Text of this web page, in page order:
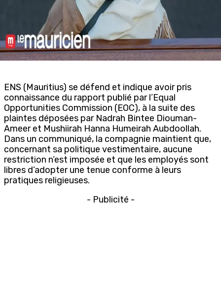
ENS (Mauritius) se défend et indique avoir pris
connaissance du rapport publié par l’Equal
Opportunities Commission (EOC), à la suite des
plaintes déposées par Nadrah Bintee Diouman-
Ameer et Mushiirah Hanna Humeirah Aubdoollah.
Dans un communiqué, la compagnie maintient que,
concernant sa politique vestimentaire, aucune
restriction n’est imposée et que les employés sont
libres d’adopter une tenue conforme à leurs
pratiques religieuses.
- Publicité -